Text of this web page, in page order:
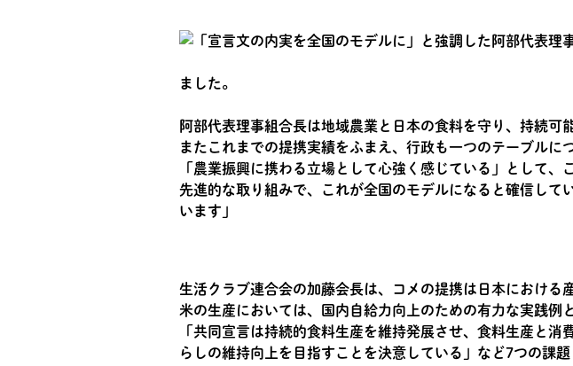
ました。
阿部代表理事組合長は地域農業と日本の食料を守り、持続可
またこれまでの提携実績をふまえ、行政も一つのテーブル
「農業振興に携わる立場として心強く感じている」として
先進的な取り組みで、これが全国のモデルになると確信し
います」
生活クラブ連合会の加藤会長は、コメの提携は日本における
米の生産においては、国内自給力向上のための有力な実践例
「共同宣言は持続的食料生産を維持発展させ、食料生産と
らしの維持向上を目指すことを決意している」など7つの課